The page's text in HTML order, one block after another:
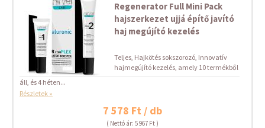
Regenerator Full Mini Pack
hajszerkezet ujjá építő javító
haj megújító kezelés
Teljes, Hajkötés sokszorozó, Innovatív
hajmegújító kezelés, amely 10 termékből
áll, és 4 héten...
Részletek »
7 578 Ft / db
( Nettó ár: 5 967 Ft )